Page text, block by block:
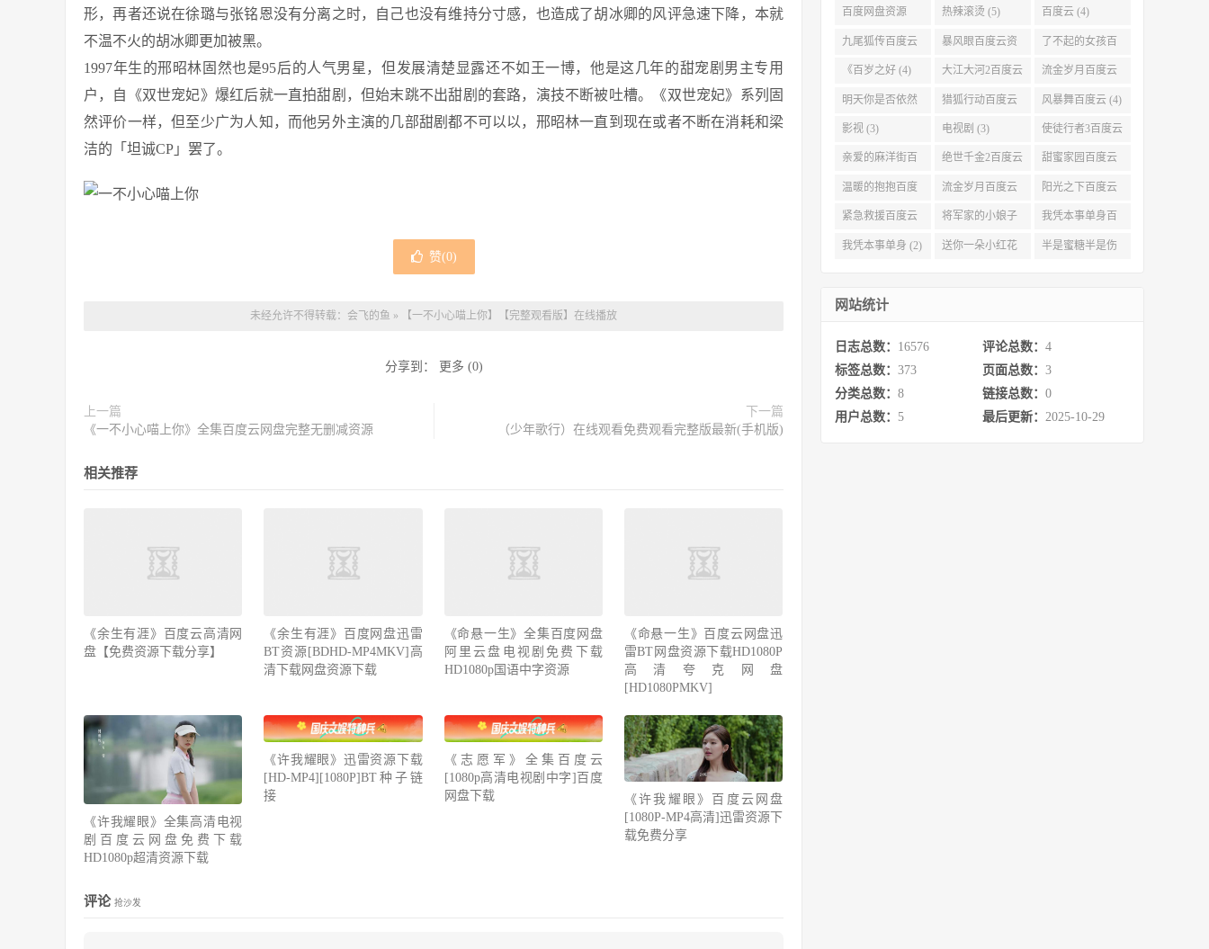
形，再者还说在徐璐与张铭恩没有分离之时，自己也没有维持分寸感，也造成了胡冰卿的风评急速下降，本就
不温不火的胡冰卿更加被黑。
1997年生的邢昭林固然也是95后的人气男星，但发展清楚显露还不如王一博，他是这几年的甜宠剧男主专用
户，自《双世宠妃》爆红后就一直拍甜剧，但始末跳不出甜剧的套路，演技不断被吐槽。《双世宠妃》系列固
然评价一样，但至少广为人知，而他另外主演的几部甜剧都不可以以，邢昭林一直到现在或者不断在消耗和梁
洁的「坦诚CP」罢了。
赞(0)
未经允许不得转载： 会飞的鱼 » 【一不小心喵上你】【完整观看版】在线播放
分享到： 更多 (0)
上一篇
《一不小心喵上你》全集百度云网盘完整无删减资源
下一篇
（少年歌行）在线观看免费观看完整版最新(手机版)
相关推荐
《余生有涯》百度云高清网
盘【免费资源下载分享】
《余生有涯》百度网盘迅雷
BT资源[BDHD-MP4MKV]高
清下载网盘资源下载
《命悬一生》全集百度网盘
阿里云盘电视剧免费下载
HD1080p国语中字资源
《命悬一生》百度云网盘迅
雷BT网盘资源下载HD1080P
高清夸克网盘
[HD1080PMKV]
《许我耀眼》全集高清电视
剧百度云网盘免费下载
HD1080p超清资源下载
《许我耀眼》迅雷资源下载
[HD-MP4][1080P]BT种子链
接
《志愿军》全集百度云
[1080p高清电视剧中字]百度
网盘下载
《许我耀眼》百度云网盘
[1080P-MP4高清]迅雷资源下
载免费分享
评论 抢沙发
百度网盘资源
(11)
热辣滚烫 (5) 百度云 (4)
九尾狐传百度云
(4)
暴风眼百度云资
源 (4)
了不起的女孩百
度云 (4)
《百岁之好 (4) 大江大河2百度云
(4)
流金岁月百度云
(4)
明天你是否依然
爱我百度云 (4)
猎狐行动百度云
(4)
风暴舞百度云 (4)
影视 (3) 电视剧 (3) 使徒行者3百度云
资源 (3)
亲爱的麻洋街百
度云资源 (3)
绝世千金2百度云
(3)
甜蜜家园百度云
(3)
温暖的抱抱百度
云 (3)
流金岁月百度云
完整网盘 (3)
阳光之下百度云
(3)
紧急救援百度云
资源 (2)
将军家的小娘子
百度云 (2)
我凭本事单身百
度云资源 (2)
我凭本事单身 (2) 送你一朵小红花 半是蜜糖半是伤
网站统计
日志总数： 16576 评论总数： 4
标签总数： 373 页面总数： 3
分类总数： 8 链接总数： 0
用户总数： 5 最后更新： 2025-10-29